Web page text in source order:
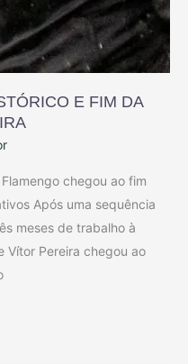
E FIM DA
chegou ao fim
Após uma sequência
meses de trabalho à
Vítor Pereira chegou ao